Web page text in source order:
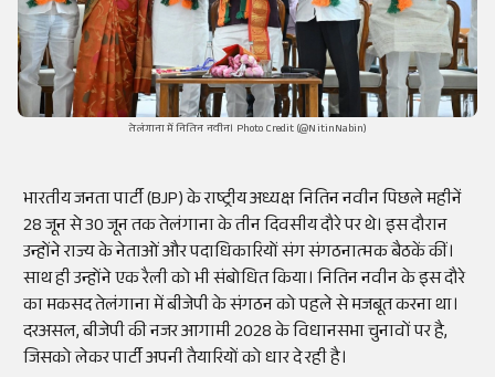
तेलंगाना में नितिन नवीन। Photo Credit (@NitinNabin)
भारतीय जनता पार्टी (BJP) के राष्ट्रीय अध्यक्ष नितिन नवीन पिछले महीनें
28 जून से 30 जून तक तेलंगाना के तीन दिवसीय दौरे पर थे। इस दौरान
उन्होंने राज्य के नेताओं और पदाधिकारियों संग संगठनात्मक बैठकें कीं।
साथ ही उन्होंने एक रैली को भी संबोधित किया। नितिन नवीन के इस दौरे
का मकसद तेलंगाना में बीजेपी के संगठन को पहले से मजबूत करना था।
दरअसल, बीजेपी की नजर आगामी 2028 के विधानसभा चुनावों पर है,
जिसको लेकर पार्टी अपनी तैयारियों को धार दे रही है।